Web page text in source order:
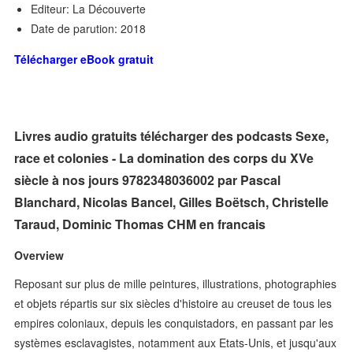
Editeur: La Découverte
Date de parution: 2018
Télécharger eBook gratuit
Livres audio gratuits télécharger des podcasts Sexe,
race et colonies - La domination des corps du XVe
siècle à nos jours 9782348036002 par Pascal
Blanchard, Nicolas Bancel, Gilles Boëtsch, Christelle
Taraud, Dominic Thomas CHM en francais
Overview
Reposant sur plus de mille peintures, illustrations, photographies
et objets répartis sur six siècles d'histoire au creuset de tous les
empires coloniaux, depuis les conquistadors, en passant par les
systèmes esclavagistes, notamment aux Etats-Unis, et jusqu'aux